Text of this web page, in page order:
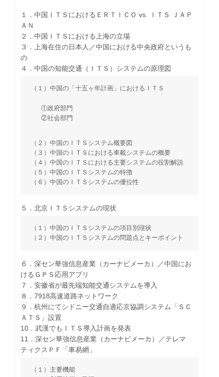
１．中国ＩＴＳにおけるＥＲＴＩＣＯ vs. ＩＴＳ ＪＡＰ
ＡＮ
２．中国ＩＴＳにおける上海の立場
３．上海在住の日本人／中国における中央政府というも
の
４．中国の知能交通（ＩＴＳ）システムの原理図
（１）中国の「十五ヶ年計画」におけるＩＴＳ
①政府部門
②社会部門
（２）中国のＩＴＳシステム概要図
（３）中国のＩＴＳにおける車載システムの概要
（４）中国のＩＴＳにおける主要システムの役割解説
（５）中国のＩＴＳシステムの特徴
（６）中国のＩＴＳシステムの優位性
５．北京ＩＴＳシステムの現状
（１）中国のＩＴＳシステムの項目別現状
（２）中国のＩＴＳシステムの問題点とキーポイント
６．深セン華強信息産業（カーナビメーカ）／中国にお
けるＧＰＳ応用アプリ
７．安徽省が最先端知能交通システムを導入
８．7918高速道路ネットワーク
９．杭州にてシドニー交通自適応京協調システム「ＳＣ
ＡＴＳ」設置
10．武漢でもＩＴＳ導入計画を発表
11．深セン華強信息産業（カーナビメーカ）／テレマ
ティクスＰＦ「車易網」
（１）主要機能